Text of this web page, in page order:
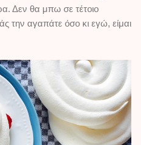
Δεν θα μπω σε τέτοιο
την αγαπάτε όσο κι εγώ, είμαι